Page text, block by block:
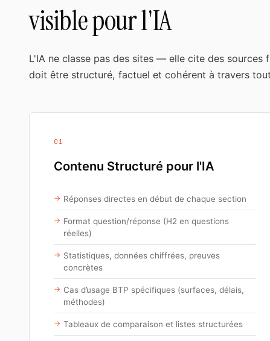
visible pour l'IA
L'IA ne classe pas des sites — elle cite des sources
doit être structuré, factuel et cohérent à travers
01
Contenu Structuré pour l'IA
Réponses directes en début de chaque section
Format question/réponse (H2 en questions
réelles)
Statistiques, données chiffrées, preuves
concrètes
Cas d’usage BTP spécifiques (surfaces, délais,
méthodes)
Tableaux de comparaison et listes structurées